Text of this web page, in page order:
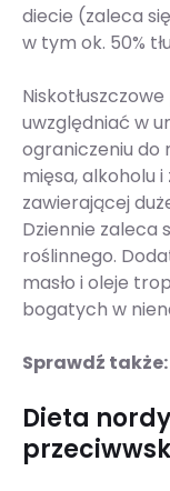
diecie (zaleca
w tym ok. 50%
uwzględniać w
ograniczeniu do
mięsa, alkoholu
zawierającej
Dziennie zaleca
roślinnego.
masło i oleje
bogatych w
Sprawdź także:
Dieta